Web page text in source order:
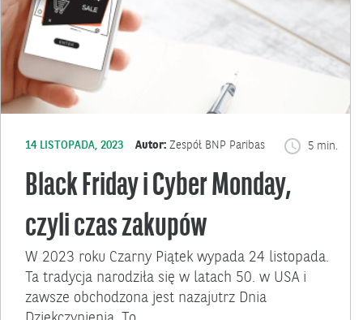
14 LISTOPADA, 2023 Autor: Zespół BNP Paribas 5 min.
Black Friday i Cyber Monday,
czyli czas zakupów
W 2023 roku Czarny Piątek wypada 24 listopada.
Ta tradycja narodziła się w latach 50. w USA i
zawsze obchodzona jest nazajutrz Dnia